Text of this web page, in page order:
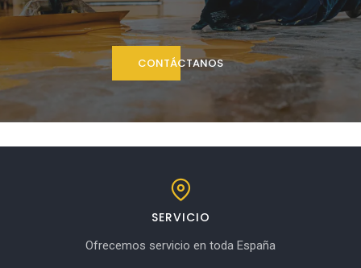
CONTÁCTANOS
SERVICIO
Ofrecemos servicio en toda España